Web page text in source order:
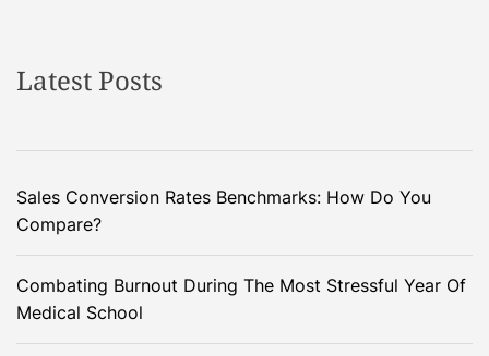
Latest Posts
Sales Conversion Rates Benchmarks: How Do You
Compare?
Combating Burnout During The Most Stressful Year Of
Medical School